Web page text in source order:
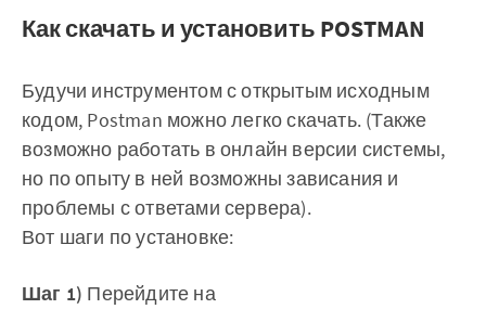
Как скачать и установить POSTMAN
Будучи инструментом с открытым исходным
кодом, Postman можно легко скачать. (Также
возможно работать в онлайн версии системы,
но по опыту в ней возможны зависания и
проблемы с ответами сервера).
Вот шаги по установке:
Шаг 1) Перейдите на